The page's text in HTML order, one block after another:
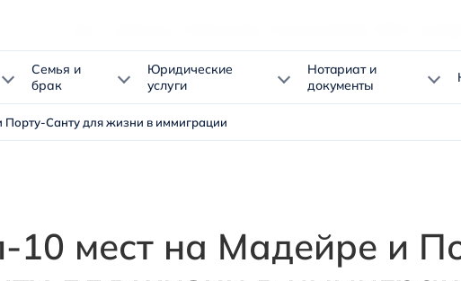
Семья и
брак
Юридические
услуги
Нотариат и
документы
Порту-Санту для жизни в иммиграции
10 мест на Мадейре и